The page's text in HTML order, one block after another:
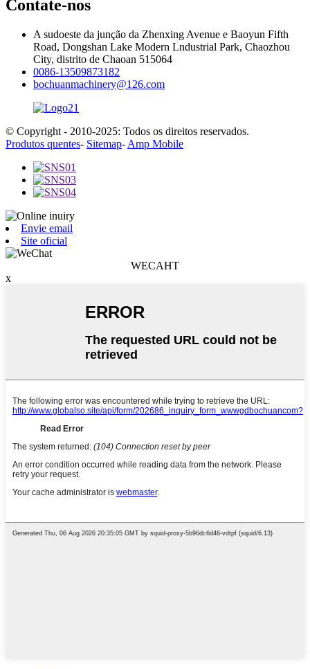
Contate-nos
A sudoeste da junção da Zhenxing Avenue e Baoyun Fifth
Road, Dongshan Lake Modern Lndustrial Park, Chaozhou
City, distrito de Chaoan 515064
0086-13509873182
bochuanmachinery@126.com
© Copyright - 2010-2025: Todos os direitos reservados.
Produtos quentes- Sitemap- Amp Mobile
Envie email
Site oficial
WECAHT
x